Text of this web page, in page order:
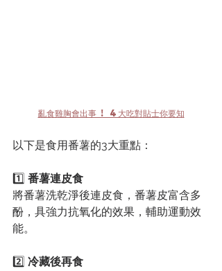
亂食雞胸會出事 ! 4大吃對貼士你要知
以下是食用番薯的3大重點：
1️⃣ 番薯連皮食
將番薯洗乾淨後連皮食，番薯皮富含多
酚，具強力抗氧化的效果，輔助運動效
能。
2️⃣ 冷藏後再食